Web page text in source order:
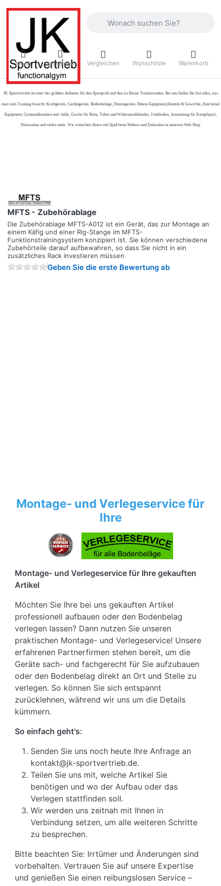
Menü Anmelden Vergleichen Wunschliste Warenkorb
JK Sportvertrieb ist einer der größten Anbieter für den Sportprofi und den zu Hause Trainierenden. Bei uns finden Sie fast alles, was
man zum Training braucht: Kraftgeräte, Cardiogeräte, Bodenbeläge, Fitnessgeräte, Fitness Equipment,Hanteln & Gewichte, Functional
Equipment, Gymnastikmatten und -bälle, Geräte für Reha, Tubes und Widerstandsbänder, Umkleiden, Ausstattung für Kampfsport,
Dekoration und vieles mehr. Wir wünschen Ihnen viel Spaß beim Stöbern und Einkaufen in unserem Web Shop
MFTS - Zubehörablage
Die Zubehörablage MFTS-A012 ist ein Gerät, das zur Montage an
einem Käfig und einer Rig-Stange im MFTS-
Funktionstrainingsystem konzipiert ist. Sie können verschiedene
Zubehörteile darauf aufbewahren, so dass Sie nicht in ein
zusätzliches Rack investieren müssen
Geben Sie die erste Bewertung ab
Montage- und Verlegeservice für
Ihre
Montage- und Verlegeservice für Ihre gekauften
Artikel
Möchten Sie Ihre bei uns gekauften Artikel
professionell aufbauen oder den Bodenbelag
verlegen lassen? Dann nutzen Sie unseren
praktischen Montage- und Verlegeservice! Unsere
erfahrenen Partnerfirmen stehen bereit, um die
Geräte sach- und fachgerecht für Sie aufzubauen
oder den Bodenbelag direkt an Ort und Stelle zu
verlegen. So können Sie sich entspannt
zurücklehnen, während wir uns um die Details
kümmern.
So einfach geht's:
Senden Sie uns noch heute Ihre Anfrage an
kontakt@jk-sportvertrieb.de.
Teilen Sie uns mit, welche Artikel Sie
benötigen und wo der Aufbau oder das
Verlegen stattfinden soll.
Wir werden uns zeitnah mit Ihnen in
Verbindung setzen, um alle weiteren Schritte
zu besprechen.
Bitte beachten Sie: Irrtümer und Änderungen sind
vorbehalten. Vertrauen Sie auf unsere Expertise
und genießen Sie einen reibungslosen Service –